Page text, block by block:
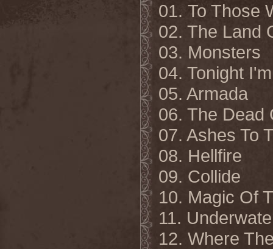
01. To Those
02. The Land
03. Monsters
04. Tonight
05. Armada
06. The Dead
07. Ashes To
08. Hellfire
09. Collide
10. Magic Of
11.
12. Where